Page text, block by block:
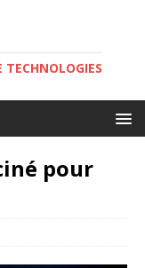
TECHNOLOGIES
pour